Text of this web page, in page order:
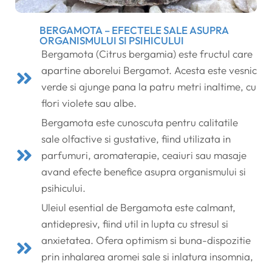
BERGAMOTA – EFECTELE SALE ASUPRA
ORGANISMULUI SI PSIHICULUI
Bergamota (Citrus bergamia) este fructul care
apartine aborelui Bergamot. Acesta este vesnic
verde si ajunge pana la patru metri inaltime, cu
flori violete sau albe.
Bergamota este cunoscuta pentru calitatile
sale olfactive si gustative, fiind utilizata in
parfumuri, aromaterapie, ceaiuri sau masaje
avand efecte benefice asupra organismului si
psihicului.
Uleiul esential de Bergamota este calmant,
antidepresiv, fiind util in lupta cu stresul si
anxietatea. Ofera optimism si buna-dispozitie
prin inhalarea aromei sale si inlatura insomnia,